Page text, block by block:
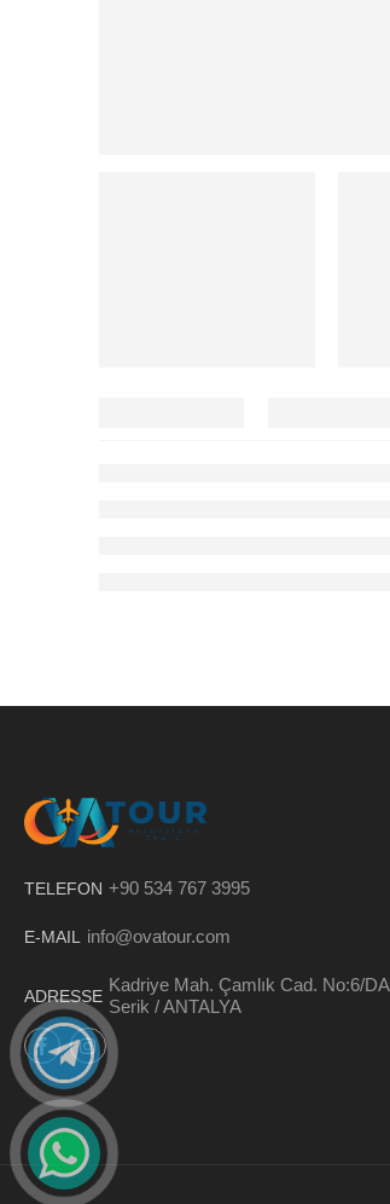
TELEFON +90 534 767 3995
E-MAIL info@ovatour.com
ADRESSE
Kadriye Mah. Çamlık Cad. No:6/DA
Serik / ANTALYA